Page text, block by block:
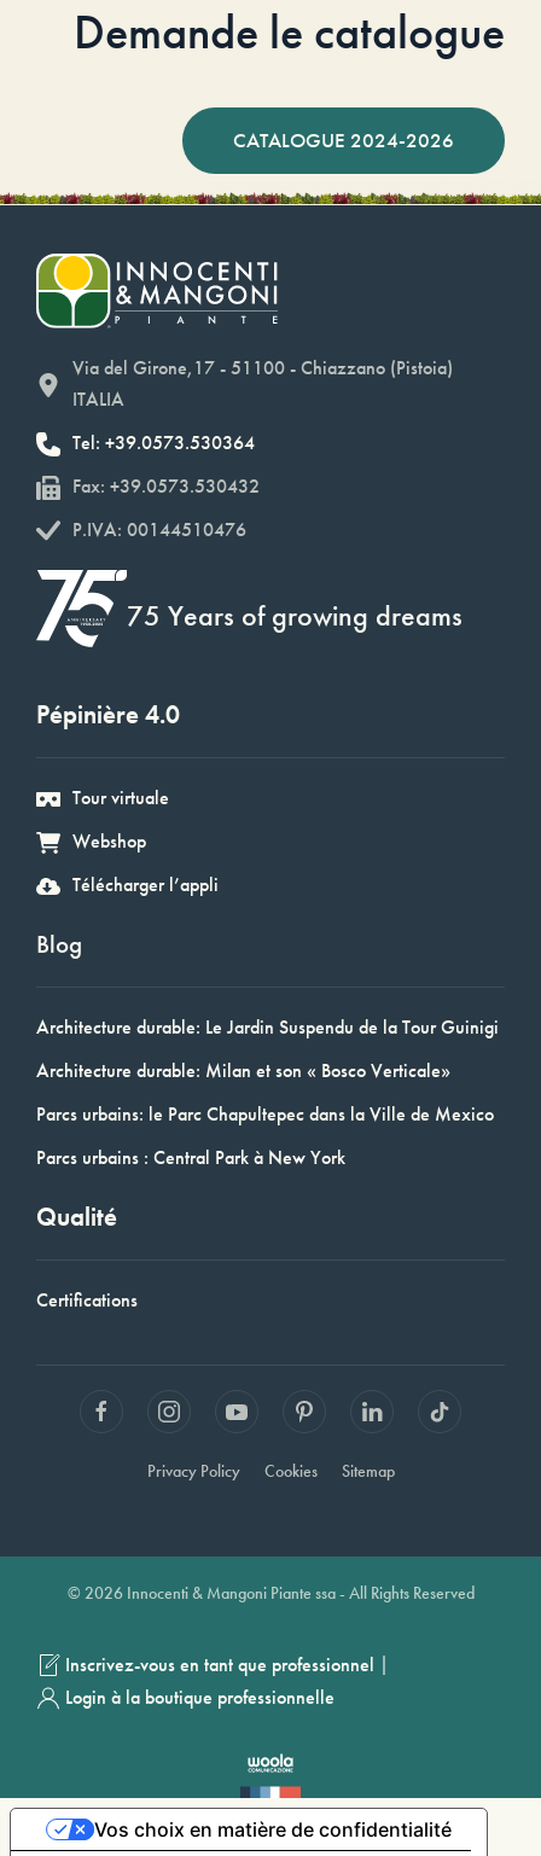
Demande le catalogue
CATALOGUE 2024-2026
Via del Girone,17 - 51100 - Chiazzano (Pistoia)
ITALIA
Tel: +39.0573.530364
Fax: +39.0573.530432
P.IVA: 00144510476
75 Years of growing dreams
Pépinière 4.0
Tour virtuale
Webshop
Télécharger l’appli
Blog
Architecture durable: Le Jardin Suspendu de la Tour Guinigi
Architecture durable: Milan et son « Bosco Verticale»
Parcs urbains: le Parc Chapultepec dans la Ville de Mexico
Parcs urbains : Central Park à New York
Qualité
Certifications
Privacy Policy Cookies Sitemap
© 2026 Innocenti & Mangoni Piante ssa - All Rights Reserved
Inscrivez-vous en tant que professionnel |
Login à la boutique professionnelle
Vos choix en matière de confidentialité